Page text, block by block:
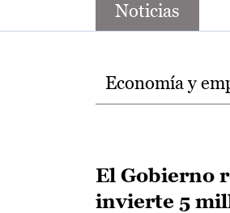
Noticias
Temas
Economía y
El Gobierno
invierte 5